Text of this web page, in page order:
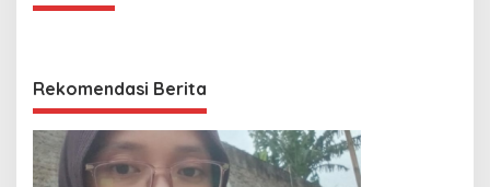
Rekomendasi Berita